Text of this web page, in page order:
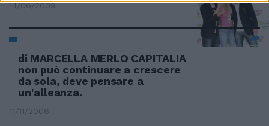
14/06/2009
di MARCELLA MERLO CAPITALIA
non può continuare a crescere
da sola, deve pensare a
un'alleanza.
11/11/2006